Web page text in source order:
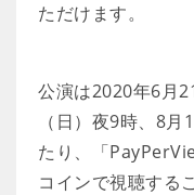
ただけます。
公演は2020年6月
（日）夜9時、8
たり、「
コインで視聴する